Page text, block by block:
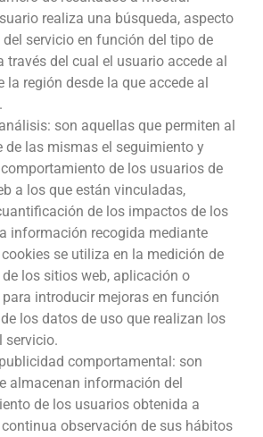
realiza una búsqueda, aspecto
servicio en función del tipo de
través del cual el usuario accede al
la región desde la que accede al
son aquellas que permiten al
de las mismas el seguimiento y
de los usuarios de
a los que están vinculadas,
de los impactos de los
información recogida mediante
se utiliza en la medición de
los sitios web, aplicación o
introducir mejoras en función
los datos de uso que realizan los
servicio.
comportamental: son
almacenan información del
de los usuarios obtenida a
observación de sus hábitos